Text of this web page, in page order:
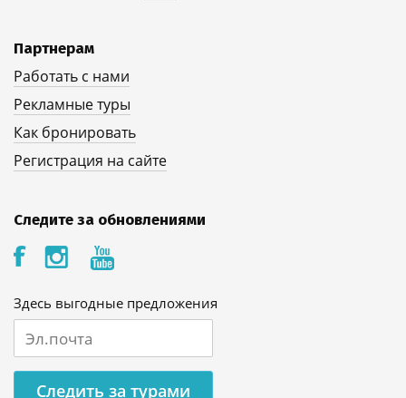
Партнерам
Работать с нами
Рекламные туры
Как бронировать
Регистрация на сайте
Следите за обновлениями
Здесь выгодные предложения
Следить за турами